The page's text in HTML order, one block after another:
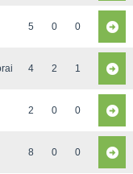
5 0 0
4 2 1
2 0 0
8 0 0